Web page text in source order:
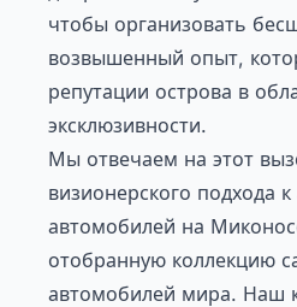
чтобы организовать
возвышенный опыт,
репутации острова в
эксклюзивности.
Мы отвечаем на этот
визионерского подхода
автомобилей на
отобранную коллекцию
автомобилей мира. Наш